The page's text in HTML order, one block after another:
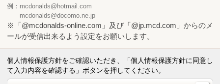
例：mcdonalds@hotmail.com
mcdonalds@docomo.ne.jp
※「@mcdonalds-online.com」及び「@jp.mcd.com」からのメ
ールが受信出来るよう設定をお願いします。
個人情報保護方針をご確認いただき、「個人情報保護方針に同意し
て入力内容を確認する」ボタンを押してください。